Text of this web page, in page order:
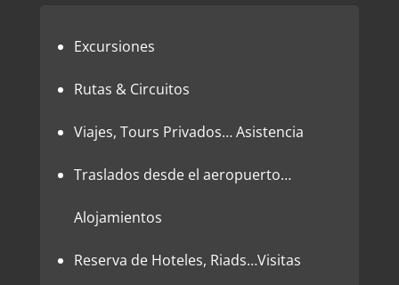
Excursiones
Rutas & Circuitos
Viajes, Tours Privados… Asistencia
Traslados desde el aeropuerto…
Alojamientos
Reserva de Hoteles, Riads…Visitas